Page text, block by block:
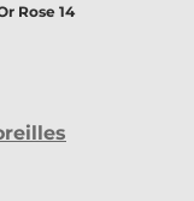
Rose 14